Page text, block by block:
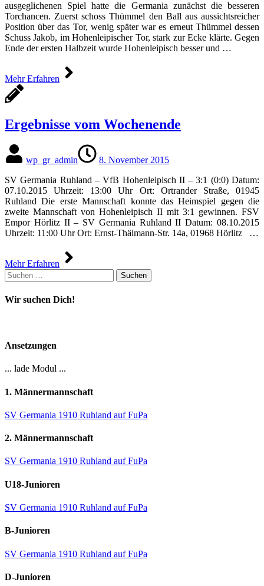
ausgeglichenen Spiel hatte die Germania zunächst die besseren
Torchancen. Zuerst schoss Thümmel den Ball aus aussichtsreicher
Position über das Tor, wenig später war es erneut Thümmel dessen
Schuss Jakob, im Hohenleipischer Tor, stark zur Ecke klärte. Gegen
Ende der ersten Halbzeit wurde Hohenleipisch besser und …
Mehr Erfahren
Ergebnisse vom Wochenende
wp_gr_admin
8. November 2015
SV Germania Ruhland – VfB Hohenleipisch II – 3:1 (0:0) Datum:
07.10.2015 Uhrzeit: 13:00 Uhr Ort: Ortrander Straße, 01945
Ruhland Die erste Mannschaft konnte das Heimspiel gegen die
zweite Mannschaft von Hohenleipisch II mit 3:1 gewinnen. FSV
Empor Hörlitz II – SV Germania Ruhland II Datum: 08.10.2015
Uhrzeit: 11:00 Uhr Ort: Ernst-Thälmann-Str. 14a, 01968 Hörlitz …
Mehr Erfahren
Suchen
nach:
Wir suchen Dich!
Ansetzungen
... lade Modul ...
1. Männermannschaft
SV Germania 1910 Ruhland auf FuPa
2. Männermannschaft
SV Germania 1910 Ruhland auf FuPa
U18-Junioren
SV Germania 1910 Ruhland auf FuPa
B-Junioren
SV Germania 1910 Ruhland auf FuPa
D-Junioren